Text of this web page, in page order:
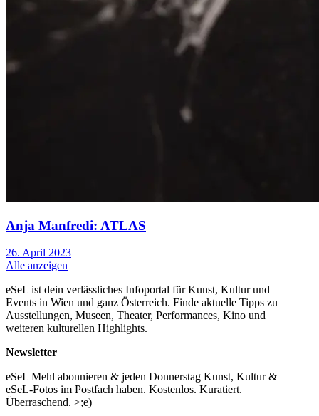
Anja Manfredi: ATLAS
26. April 2023
Alle anzeigen
eSeL ist dein verlässliches Infoportal für Kunst, Kultur und
Events in Wien und ganz Österreich. Finde aktuelle Tipps zu
Ausstellungen, Museen, Theater, Performances, Kino und
weiteren kulturellen Highlights.
Newsletter
eSeL Mehl abonnieren & jeden Donnerstag Kunst, Kultur &
eSeL-Fotos im Postfach haben. Kostenlos. Kuratiert.
Überraschend. >;e)